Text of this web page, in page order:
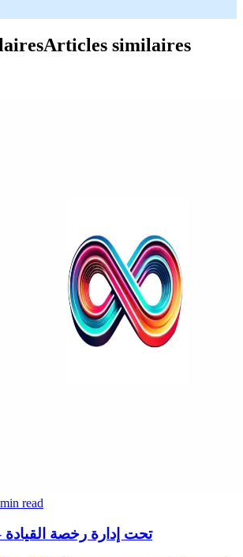
Articles similaires
read
تحت إدارة رخصة القيادة –